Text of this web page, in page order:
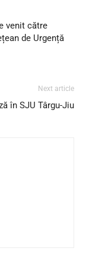
venit către
de Urgență
Next article
în SJU Târgu-Jiu